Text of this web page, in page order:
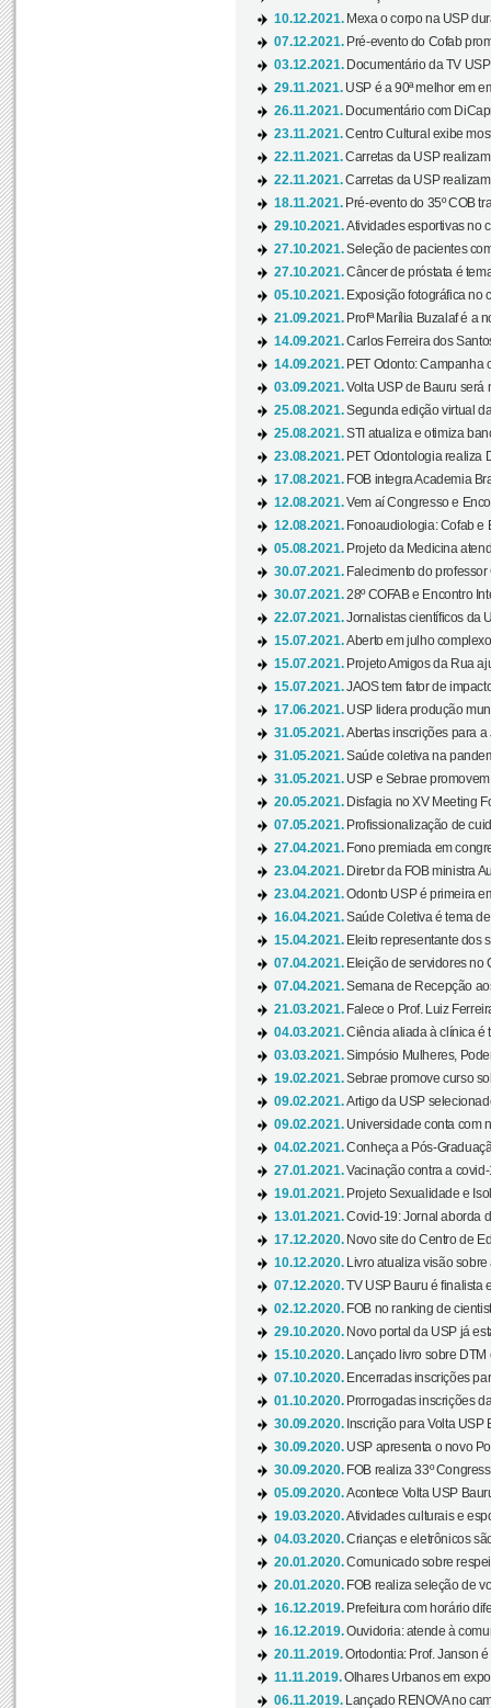
10.12.2021. Mexa o corpo na USP
07.12.2021. Pré-evento do Cofab
03.12.2021. Documentário da TV
29.11.2021. USP é a 90ª melhor em
26.11.2021. Documentário com
23.11.2021.Centro Cultural exibe
22.11.2021.Carretas da USP
22.11.2021.Carretas da USP
18.11.2021. Pré-evento do 35º COB
29.10.2021.Atividades esportivas no
27.10.2021.Seleção de pacientes
27.10.2021.Câncer de próstata é
05.10.2021. Exposição fotográfica no
21.09.2021. Profª Marília Buzalaf é a
14.09.2021.Carlos Ferreira dos
14.09.2021. PET Odonto: Campanha
03.09.2021.Volta USP de Bauru será
25.08.2021.Segunda edição virtual
25.08.2021.STI atualiza e otimiza
23.08.2021. PET Odontologia realiza
17.08.2021. FOB integra Academia
12.08.2021.Vem aí Congresso e
12.08.2021. Fonoaudiologia: Cofab e
05.08.2021. Projeto da Medicina
30.07.2021. Falecimento do
30.07.2021.28º COFAB e Encontro
22.07.2021.Jornalistas científicos da
15.07.2021.Aberto em julho
15.07.2021. Projeto Amigos da Rua
15.07.2021.JAOS tem fator de
17.06.2021. USP lidera produção
31.05.2021.Abertas inscrições para
31.05.2021.Saúde coletiva na
31.05.2021. USP e Sebrae
20.05.2021. Disfagia no XV Meeting
07.05.2021. Profissionalização de
27.04.2021. Fono premiada em
23.04.2021. Diretor da FOB ministra
23.04.2021.Odonto USP é primeira
16.04.2021.Saúde Coletiva é tema
15.04.2021. Eleito representante dos
07.04.2021. Eleição de servidores no
07.04.2021.Semana de Recepção
21.03.2021. Falece o Prof. Luiz
04.03.2021.Ciência aliada à clínica é
03.03.2021.Simpósio Mulheres,
19.02.2021.Sebrae promove curso
09.02.2021.Artigo da USP
09.02.2021. Universidade conta com
04.02.2021.Conheça a Pós-
27.01.2021.Vacinação contra a
19.01.2021. Projeto Sexualidade e
13.01.2021.Covid-19: Jornal aborda
17.12.2020. Novo site do Centro de
10.12.2020.
Livro atualiza visão
07.12.2020.TV USP Bauru é finalista
02.12.2020. FOB no ranking de
29.10.2020. Novo portal da USP já
15.10.2020.
Lançado livro sobre
07.10.2020. Encerradas inscrições
01.10.2020. Prorrogadas inscrições
30.09.2020. Inscrição para Volta USP
30.09.2020. USP apresenta o novo
30.09.2020. FOB realiza 33º
05.09.2020.Acontece Volta USP
19.03.2020.Atividades culturais e
04.03.2020.Crianças e eletrônicos
20.01.2020.Comunicado sobre
20.01.2020. FOB realiza seleção de
16.12.2019. Prefeitura com horário
16.12.2019.Ouvidoria: atende à
20.11.2019.Ortodontia: Prof. Janson
11.11.2019.Olhares Urbanos em
06.11.2019.
Lançado RENOVA no